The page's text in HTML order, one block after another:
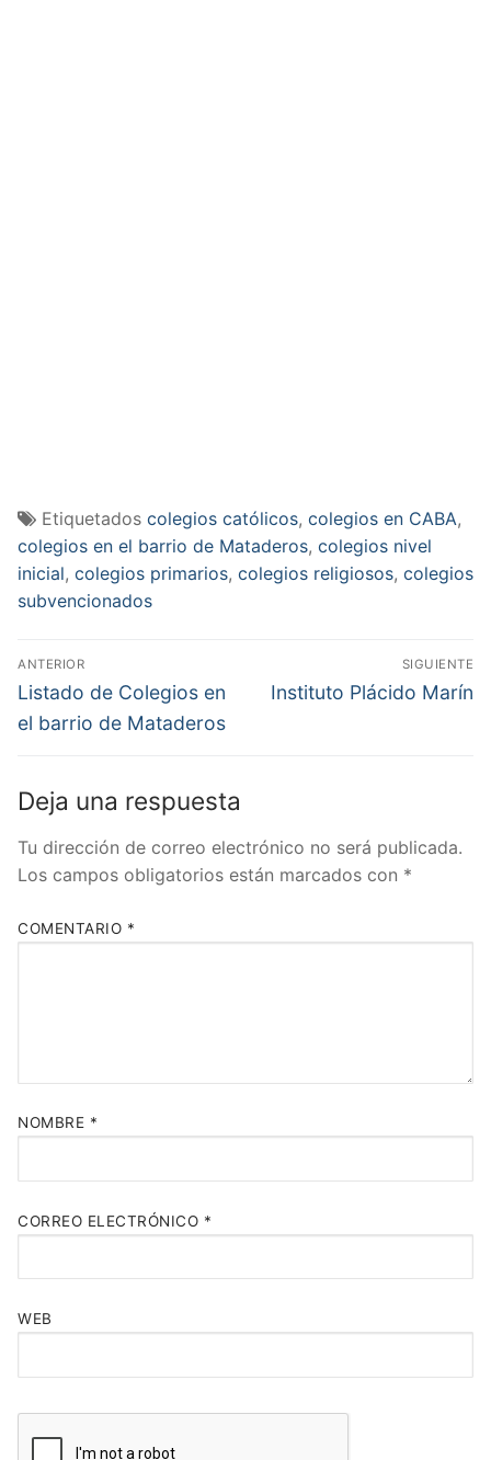
Etiquetados colegios católicos, colegios en CABA,
colegios en el barrio de Mataderos, colegios nivel
inicial, colegios primarios, colegios religiosos, colegios
subvencionados
Navegación
de
entradas
ANTERIOR
Entrada
anterior:
Listado de Colegios en
el barrio de Mataderos
SIGUIENTE
Entrada
Instituto Plácido Marín
Deja una respuesta
Tu dirección de correo electrónico no será publicada.
Los campos obligatorios están marcados con *
COMENTARIO *
NOMBRE *
CORREO ELECTRÓNICO *
WEB